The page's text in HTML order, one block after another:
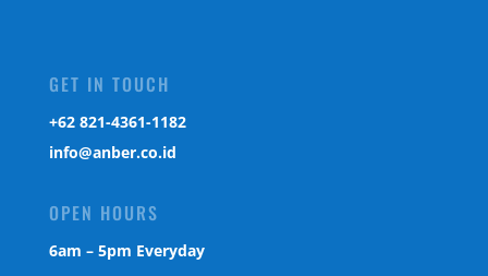
GET IN TOUCH
‎+62 821-4361-1182
info@anber.co.id
OPEN HOURS
6am – 5pm Everyday